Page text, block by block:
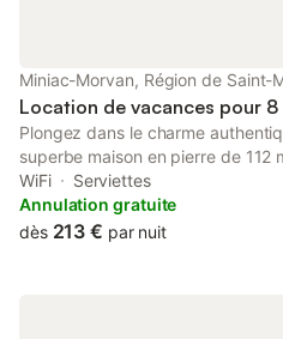
Miniac-Morvan, Région de Saint-
Location de vacances pour 8
Plongez dans le charme
superbe maison en pierre de 112
goût. Nichée dans un hameau au
Morvan, elle combine le cachet
et le confort moderne. Avec ses 4
WiFi
Serviettes
Annulation gratuite
dès 213 € par nuit